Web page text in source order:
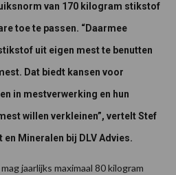
van 170 kilogram stikstof
toe te passen. “Daarmee
uit eigen mest te benutten
Dat biedt kansen voor
in mestverwerking en hun
willen verkleinen”, vertelt Stef
Mineralen bij DLV Advies.
jaarlijks maximaal 80 kilogram